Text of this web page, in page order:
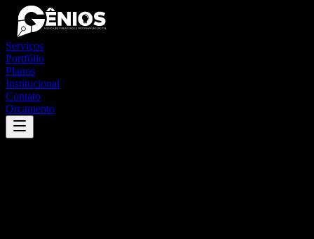
Serviços
Portfólio
Planos
Institucional
Contato
Orçamento